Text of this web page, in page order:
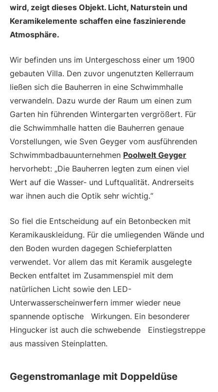
wird, zeigt dieses Objekt. Licht, Naturstein und
Keramikelemente schaffen eine faszinierende
Atmosphäre.
Wir befinden uns im Untergeschoss einer um 1900
gebauten Villa. Den zuvor ungenutzten Kellerraum
ließen sich die Bauherren in eine Schwimmhalle
verwandeln. Dazu wurde der Raum um einen zum
Garten hin führenden Wintergarten vergrößert. Für
die Schwimmhalle hatten die Bauherren genaue
Vorstellungen, wie Sven Geyger vom ausführenden
Schwimmbadbauunternehmen Poolwelt Geyger
hervorhebt: „Die Bauherren legten zum einen viel
Wert auf die Wasser- und Luftqualität. Andrerseits
war ihnen auch die Optik sehr wichtig.“
So fiel die Entscheidung auf ein Betonbecken mit
Keramikauskleidung. Für die umliegenden Wände und
den Boden wurden dagegen Schieferplatten
verwendet. Vor allem das mit Keramik ausgelegte
Becken entfaltet im Zusammenspiel mit dem
natürlichen Licht sowie den LED-
Unterwasserscheinwerfern immer wieder neue
spannende optische Wirkungen. Ein besonderer
Hingucker ist auch die schwebende Einstiegstreppe
aus massiven Steinplatten.
Gegenstromanlage mit Doppeldüse